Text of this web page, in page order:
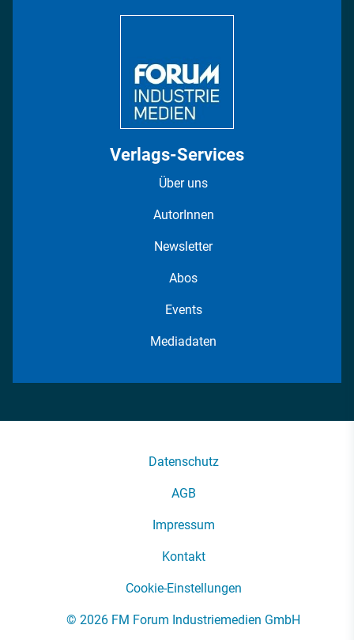
Verlags-Services
Über uns
AutorInnen
Newsletter
Abos
Events
Mediadaten
Datenschutz
AGB
Impressum
Kontakt
Cookie-Einstellungen
© 2026 FM Forum Industriemedien GmbH